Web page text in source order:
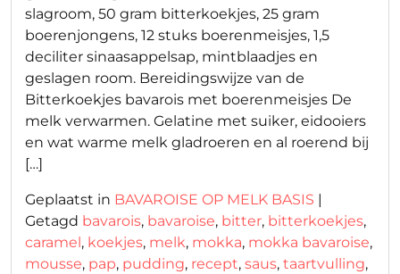
slagroom, 50 gram bitterkoekjes, 25 gram
boerenjongens, 12 stuks boerenmeisjes, 1,5
deciliter sinaasappelsap, mintblaadjes en
geslagen room. Bereidingswijze van de
Bitterkoekjes bavarois met boerenmeisjes De
melk verwarmen. Gelatine met suiker, eidooiers
en wat warme melk gladroeren en al roerend bij
[…]
Geplaatst in BAVAROISE OP MELK BASIS |
Getagd bavarois, bavaroise, bitter, bitterkoekjes,
caramel, koekjes, melk, mokka, mokka bavaroise,
mousse, pap, pudding, recept, saus, taartvulling,